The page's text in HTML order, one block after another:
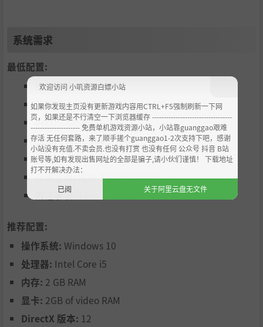
系统需求
最低配置:
操作系统:Windows 7
处理器:Intel Core 2 Duo E4400
内存:2 GB RAM
显卡:1GB of video RAM
DirectX 版本:11
存储空间:需要 3 GB 可用空间
附注事项:
16:9 recommended
推荐配置:
操作系统: Windows 10
处理器: Intel Core i5
内存: 2 GB RAM
显卡: 2GB of video RAM
DirectX 版本: 12
欢迎访问 小叽资源白嫖小站
如果你发现主页没有更新游戏内容用CTRL+F5强制刷新一下网
页，如果还是不行清空一下浏览器缓存 ----------------------------------
--------------------- 免费单机游戏资源小站，小站靠guanggao艰难
存活 无任何套路，来了顺手搓个guanggao1-2次支持下吧，感谢
小站没有充值.不卖会员.也没有打赏 也没有任何 公众号 抖音 B站
账号等,如有发现出售网址的全部是骗子,请小伙们谨慎！ 下载地址
打不开解决办法：
已阅
关于阿里云盘无文件